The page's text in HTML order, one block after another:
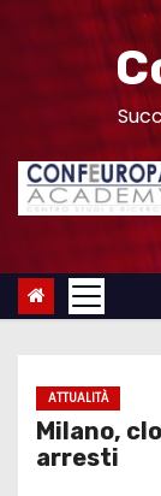
n
ATTUALITÀ
Milano,
arresti